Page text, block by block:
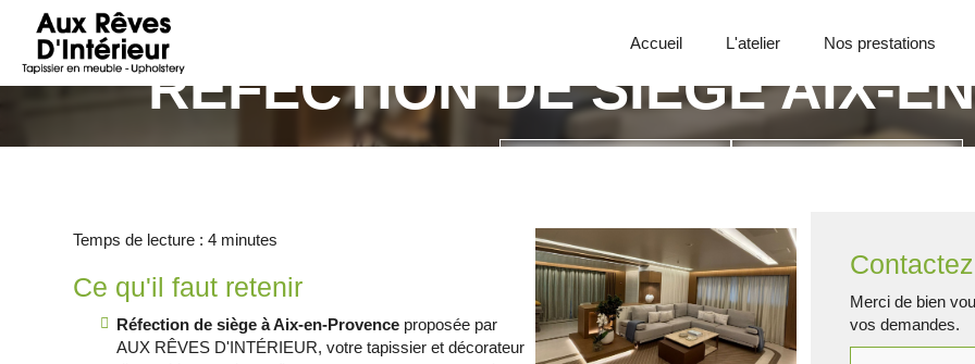
D'INTÉRIEUR
Accueil L'atelier Nos prestations
RÉFECTION DE SIÈGE AIX-
Temps de lecture : 4 minutes
Ce qu'il faut retenir
Réfection de siège à Aix-en-Provence proposée par
AUX RÊVES D'INTÉRIEUR, votre tapissier et décorateur
Merci de bien
vos demandes.